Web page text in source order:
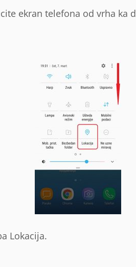
ekran telefona od vrha ka
Lokacija.